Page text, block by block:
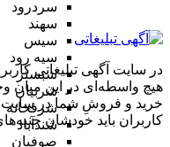
سردرود
سهند
سیس
سیه رود
شبستر
شربیان
شرفخانه
شندآباد
صوفیان
در سایت آگهی تبلیغاتی
هیچ واسطه‌ای در این میان
خرید و فروشِ شما در سایت
کاربران باید خودشان